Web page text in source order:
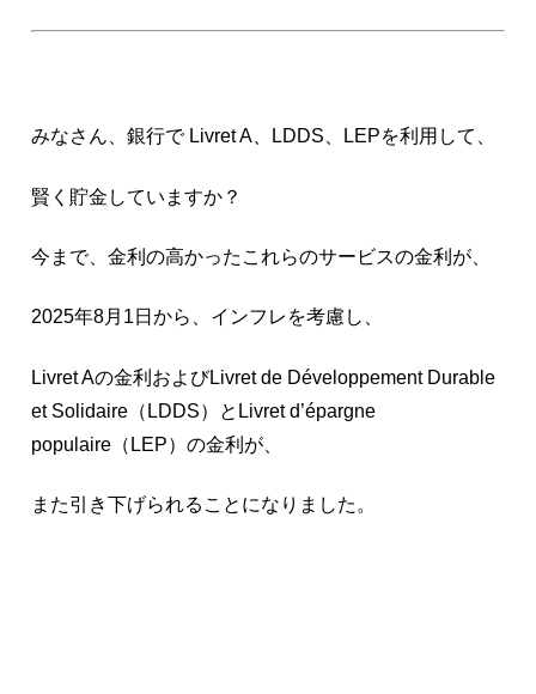
みなさん、銀行で Livret A、LDDS、LEPを利用して、
賢く貯金していますか？
今まで、金利の高かったこれらのサービスの金利が、
2025年8月1日から、インフレを考慮し、
Livret Aの金利およびLivret de Développement Durable
et Solidaire（LDDS）とLivret d’épargne
populaire（LEP）の金利が、
また引き下げられることになりました。